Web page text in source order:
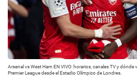
Arsenal vs West Ham EN VIVO: horarios, canales TV y dónde
Premier League desde el Estadio Olímpico de Londres.